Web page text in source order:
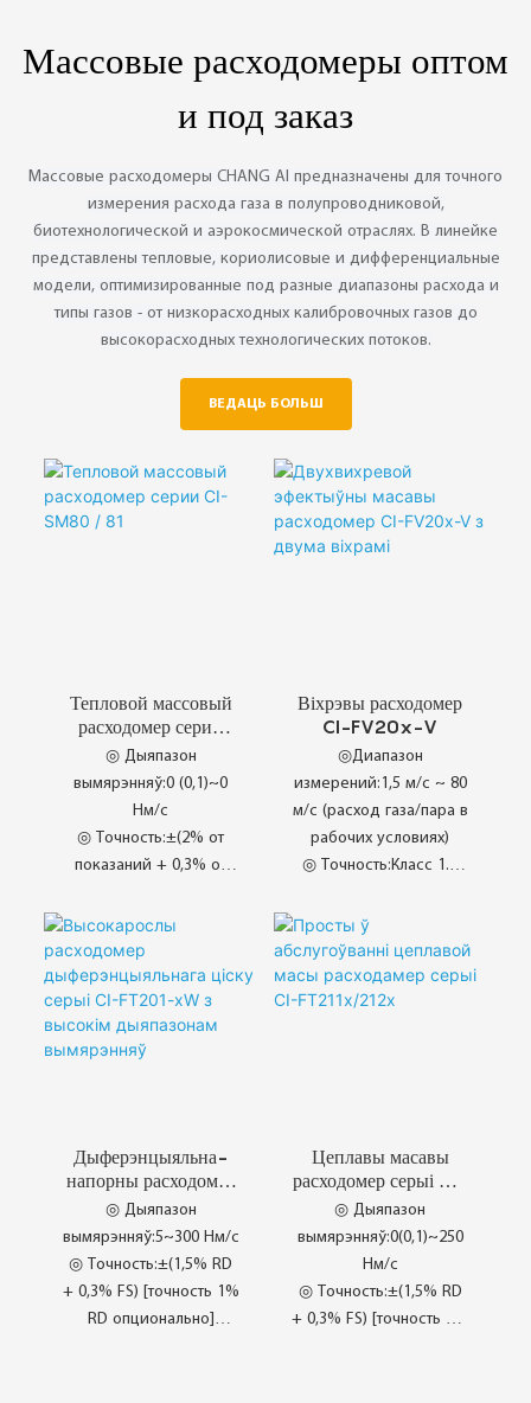
◎ Аўтаматычная
сістэма адбору проб
◎ Дэтэктар PDHID/PED
абсталявання
Массовые расходомеры оптом
и под заказ
Массовые расходомеры CHANG AI предназначены для точного
измерения расхода газа в полупроводниковой,
биотехнологической и аэрокосмической отраслях. В линейке
представлены тепловые, кориолисовые и дифференциальные
модели, оптимизированные под разные диапазоны расхода и
типы газов - от низкорасходных калибровочных газов до
высокорасходных технологических потоков.
ВЕДАЦЬ БОЛЬШ
Тепловой массовый
расходомер серии
CI-SM80 / 81
◎ Дыяпазон
вымярэнняў:0 (0,1)~0
Нм/с
◎ Точность:±(2% от
показаний + 0,3% от
◎ Частата
дыскрэтызацыі:>20
точак выбаркі ў
секунду
◎ Гарантыя якасці
прадукцыі
развіццё
◎ Серыя CI-SM80
Віхрэвы расходомер
CI-FV20x-V
◎Диапазон
измерений:1,5 м/с ~ 80
м/с (расход газа/пара в
рабочих условиях)
◎ Точность:Класс 1.0
±0.2% RD
◎ Працоўны стан
◎ Падыходзіць для
Дыферэнцыяльна-
напорны расходомер
серыі CI-FT201-
xW
◎ Дыяпазон
вымярэнняў:5~300 Нм/с
◎ Точность:±(1,5% RD
+ 0,3% FS) [точность 1%
RD опционально]
Цеплавы масавы
расходомер серыі CI-
FT211x / 212x
◎ Дыяпазон
вымярэнняў:0(0,1)~250
Нм/с
◎ Точность:±(1,5% RD
+ 0,3% FS) [точность 1%